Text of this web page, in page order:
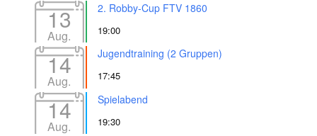
13
Aug.
2. Robby-Cup FTV 1860
19:00
14
Aug.
Jugendtraining (2 Gruppen)
17:45
14
Aug.
Spielabend
19:30